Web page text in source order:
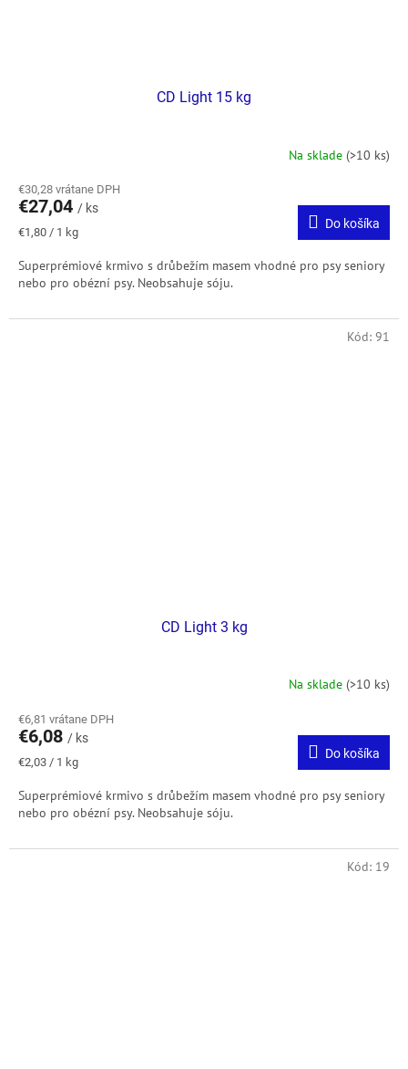
CD Light 15 kg
Na sklade (>10 ks)
€30,28 vrátane DPH
€27,04 / ks
Jednotková
€1,80 / 1 kg
Do košíka
Superprémiové krmivo s drůbežím masem vhodné pro psy seniory
nebo pro obézní psy. Neobsahuje sóju.
CD Light 3 kg
Na sklade (>10 ks)
€6,81 vrátane DPH
€6,08 / ks
Jednotková
€2,03 / 1 kg
Do košíka
Superprémiové krmivo s drůbežím masem vhodné pro psy seniory
nebo pro obézní psy. Neobsahuje sóju.
Kód: 91
Kód: 19